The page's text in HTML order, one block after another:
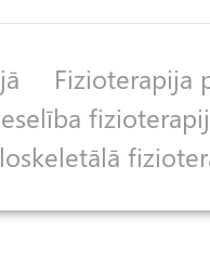
Fizioterapija